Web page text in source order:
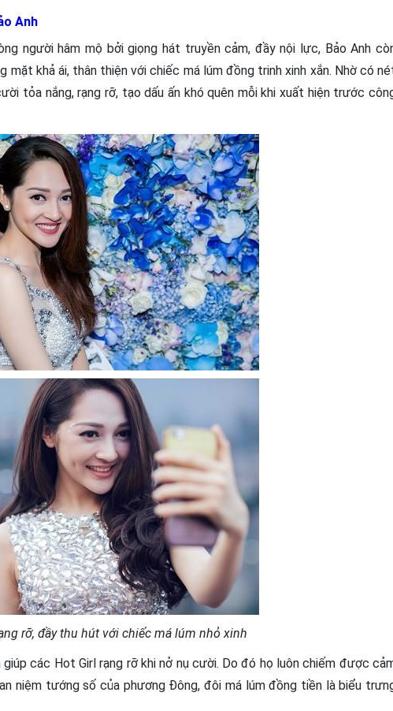
Anh
người hâm mộ bởi giọng hát truyền cảm, đầy nội lực, Bảo Anh
mặt khả ái, thân thiện với chiếc má lúm đồng trinh xinh xắn. Nhờ có
tỏa nắng, rạng rỡ, tạo dấu ấn khó quên mỗi khi xuất hiện trước
rỡ, đầy thu hút với chiếc má lúm nhỏ xinh
các Hot Girl rạng rỡ khi nở nụ cười. Do đó họ luôn chiếm được
niệm tướng số của phương Đông, đôi má lúm đồng tiền là biểu